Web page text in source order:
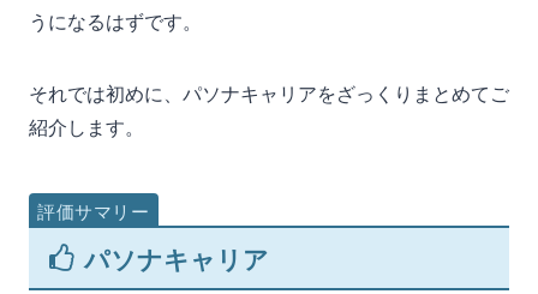
うになるはずです。
それでは初めに、パソナキャリアをざっくりまとめてご
紹介します。
パソナキャリア